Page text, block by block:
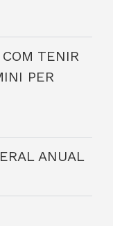
TENIR
PER
ANUAL